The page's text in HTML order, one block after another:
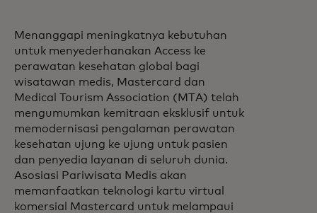
Menanggapi meningkatnya kebutuhan
untuk menyederhanakan Access ke
perawatan kesehatan global bagi
wisatawan medis, Mastercard dan
Medical Tourism Association (MTA) telah
mengumumkan kemitraan eksklusif untuk
memodernisasi pengalaman perawatan
kesehatan ujung ke ujung untuk pasien
dan penyedia layanan di seluruh dunia.
Asosiasi Pariwisata Medis akan
memanfaatkan teknologi kartu virtual
komersial Mastercard untuk melampaui